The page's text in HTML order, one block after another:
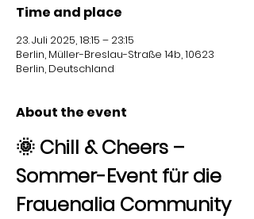
Time and place
23. Juli 2025, 18:15 – 23:15
Berlin, Müller-Breslau-Straße 14b, 10623
Berlin, Deutschland
About the event
🌞 Chill & Cheers –
Sommer-Event für die
Frauenalia Community